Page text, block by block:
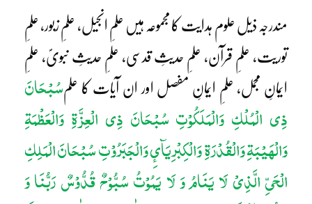
مندرجہ ذیل علوم ہدایت کا مجموعہ ہیں علمِ انجیل، علمِ زبور، علمِ
توریت، علمِ قرآن، علمِ حدیثِ قدسی، علمِ حدیثِ نبویؐ، علمِ
ایمانِ مجمل، علمِ ایمانِ مفصل اور ان آیات کا علمسُبْحَانَ
ذِی الْمُلْکِ وَالْمَلَکُوْتِ سُبْحَانَ ذِی الْعِزَّۃِ وَالْعَظْمَۃِ
وَالْھَیْبَۃِ وَالْقُدْرَۃِ وَالْکِبْرِیَآئِ وَالْجَبَرُوْتِ سُبْحَانَ الْمَلِکِ
الْحَیِّ الَّذِیْ لَا یَنَامُ وَ لَا یَمُوْتُ سُبُّوْحٌ قُدُّوْسٌ رَبُّنَا وَ